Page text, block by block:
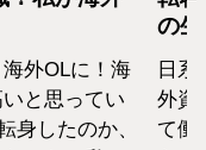
外OLに！海
と思ってい
身したのか、
の
日
外資
て働